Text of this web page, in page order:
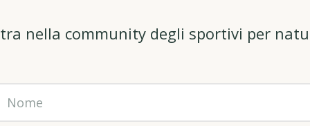
nella community degli sportivi per